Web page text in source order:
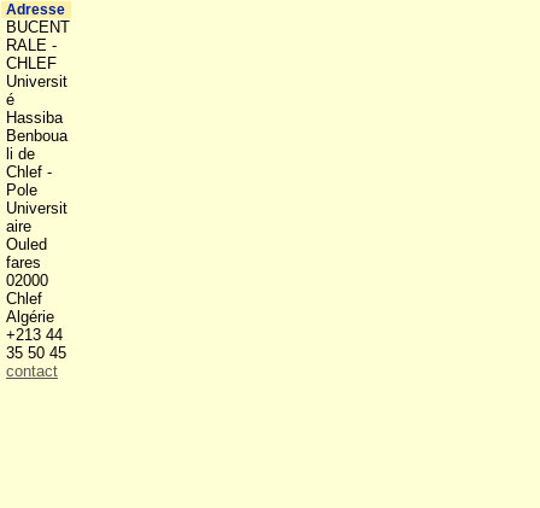
Adresse
BUCENT
RALE -
CHLEF
Universit
é
Hassiba
Benboua
li de
Chlef -
Pole
Universit
aire
Ouled
fares
02000
Chlef
Algérie
+213 44
35 50 45
contact